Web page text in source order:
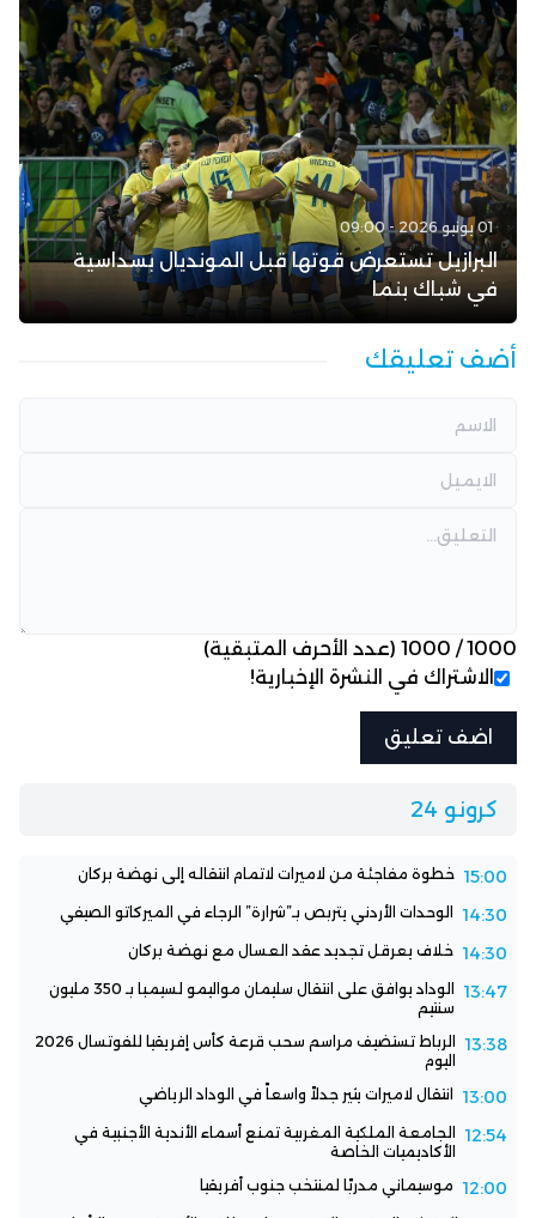
01 يونيو 2026 - 09:00
البرازيل تستعرض قوتها قبل المونديال بسداسية
في شباك بنما
أضف تعليقك
1000
/
1000 (عدد الأحرف المتبقية)
الاشتراك في النشرة الإخبارية!
كرونو 24
15:00 خطوة مفاجئة من لاميرات لاتمام انتقاله إلى نهضة بركان
14:30 الوحدات الأردني يتربص بـ”شرارة” الرجاء في الميركاتو الصيفي
14:30 خلاف يعرقل تجديد عقد العسال مع نهضة بركان
13:47
الوداد يوافق على انتقال سليمان مواليمو لسيمبا بـ 350 مليون
سنتيم
13:38
الرباط تستضيف مراسم سحب قرعة كأس إفريقيا للفوتسال 2026
اليوم
13:00 انتقال لاميرات يثير جدلاً واسعاً في الوداد الرياضي
12:54
الجامعة الملكية المغربية تمنع أسماء الأندية الأجنبية في
الأكاديميات الخاصة
12:00 موسيماني مدربًا لمنتخب جنوب أفريقيا